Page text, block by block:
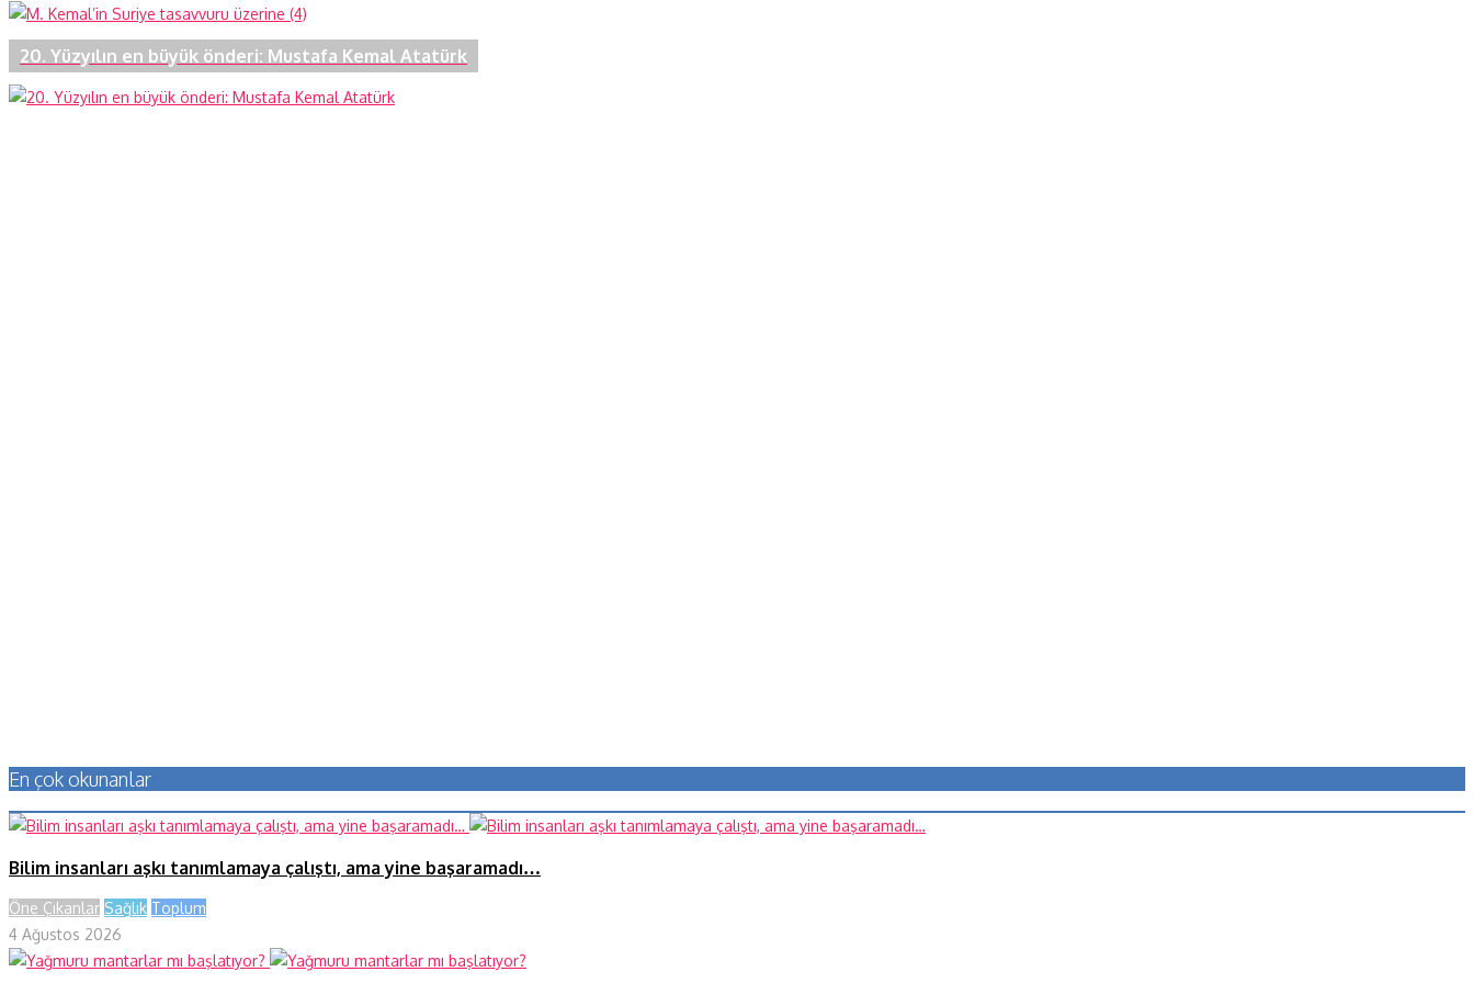
20. Yüzyılın en büyük önderi: Mustafa Kemal Atatürk
En çok okunanlar
Bilim insanları aşkı tanımlamaya çalıştı, ama yine başaramadı…
Öne Çıkanlar Sağlık Toplum
4 Ağustos 2026